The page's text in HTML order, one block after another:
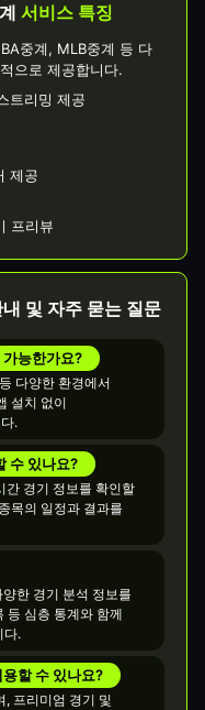
서비스 특징
중계, MLB중계 등 다
으로 제공합니다.
트리밍 제공
제공
프리뷰
및 자주 묻는 질문
능한가요?
다양한 환경에서
설치 없이
.
수 있나요?
간 경기 정보를 확인할
목의 일정과 결과를
한 경기 분석 정보를
등 심층 통계와 함께
다.
할 수 있나요?
, 프리미엄 경기 및